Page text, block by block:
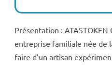
Présentation : ATASTOKEN
entreprise familiale née de
faire d’un artisan